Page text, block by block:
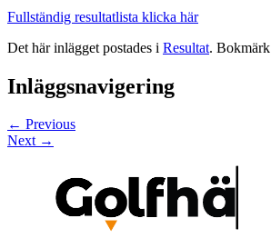
Fullständig resultatlista klicka här
Det här inlägget postades i Resultat. Bokmärk
Inläggsnavigering
← Previous
Next →